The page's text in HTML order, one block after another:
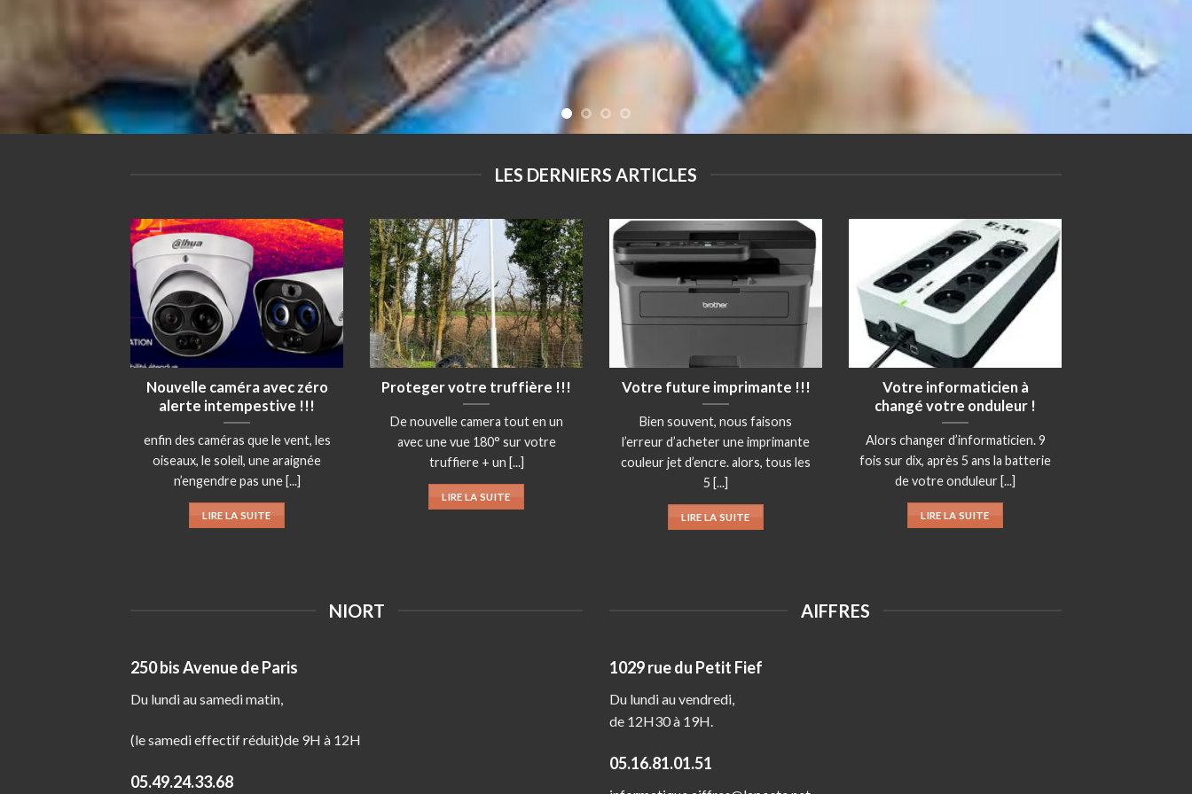
LES DERNIERS ARTICLES
Nouvelle caméra avec zéro
alerte intempestive !!!
enfin des caméras que le vent, les
oiseaux, le soleil, une araignée
n’engendre pas une [...]
LIRE LA SUITE
Proteger votre truffière !!!
De nouvelle camera tout en un
avec une vue 180° sur votre
truffiere + un [...]
LIRE LA SUITE
Votre future imprimante !!!
Bien souvent, nous faisons
l’erreur d’acheter une imprimante
couleur jet d’encre. alors, tous les
5 [...]
LIRE LA SUITE
Votre informaticien à
changé votre onduleur !
Alors changer d’informaticien. 9
fois sur dix, après 5 ans la batterie
de votre onduleur [...]
LIRE LA SUITE
NIORT
250 bis Avenue de Paris
Du lundi au samedi matin,
(le samedi effectif réduit)de 9H à 12H
05.49.24.33.68
AIFFRES
1029 rue du Petit Fief
Du lundi au vendredi,
de 12H30 à 19H.
05.16.81.01.51